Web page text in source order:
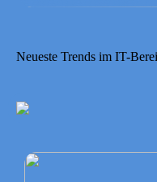
Neueste Trends im IT-